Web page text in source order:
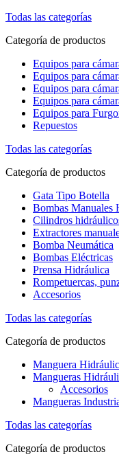
Todas las categorías
Categoría de productos
Equipos para
Equipos para
Equipos para
Equipos para
Equipos para
Repuestos
Todas las categorías
Categoría de productos
Gata Tipo Botella
Bombas Manuales
Cilindros
Extractores
Bomba Neumática
Bombas Eléctricas
Prensa Hidráulica
Rompetuercas,
Accesorios
Todas las categorías
Categoría de productos
Manguera
Mangueras
Accesorios
Mangueras
Todas las categorías
Categoría de productos